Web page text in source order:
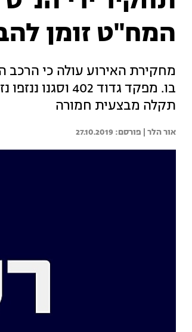
המח"ט זומן
מחקירת האירוע עולה כי הרכב
בו. מפקד גדוד
תקלה מבצעית חמורה
אור הלר | 27.10.2019